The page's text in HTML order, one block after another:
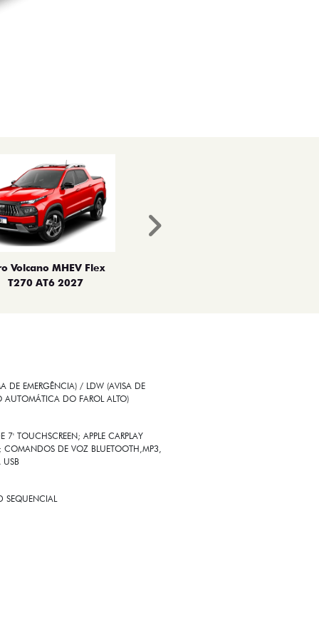
Volcano MHEV Flex
T270 AT6 2027
Próximo
DE EMERGÊNCIA) / LDW (AVISA DE
DO FAROL ALTO)
7' TOUCHSCREEN; APPLE CARPLAY
COMANDOS DE VOZ BLUETOOTH,MP3,
USB
SEQUENCIAL